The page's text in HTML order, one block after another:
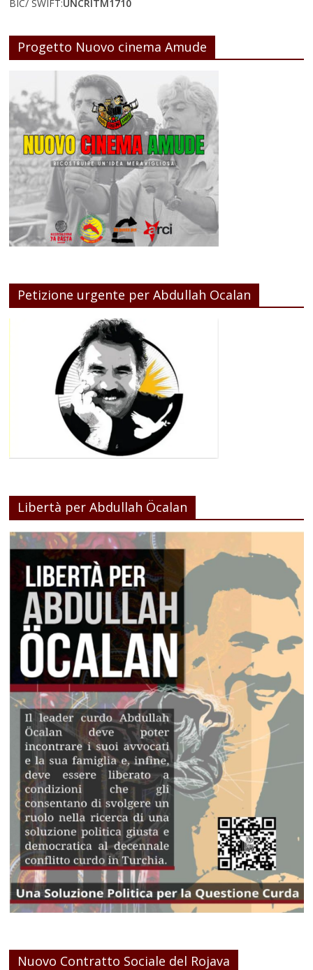
BIC/ SWIFT:UNCRITM1710
Progetto Nuovo cinema Amude
Petizione urgente per Abdullah Ocalan
Libertà per Abdullah Öcalan
Nuovo Contratto Sociale del Rojava